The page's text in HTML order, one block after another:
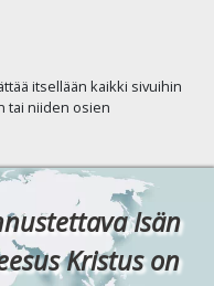
itsellään kaikki sivuihin
tai niiden osien
Isän
Kristus on